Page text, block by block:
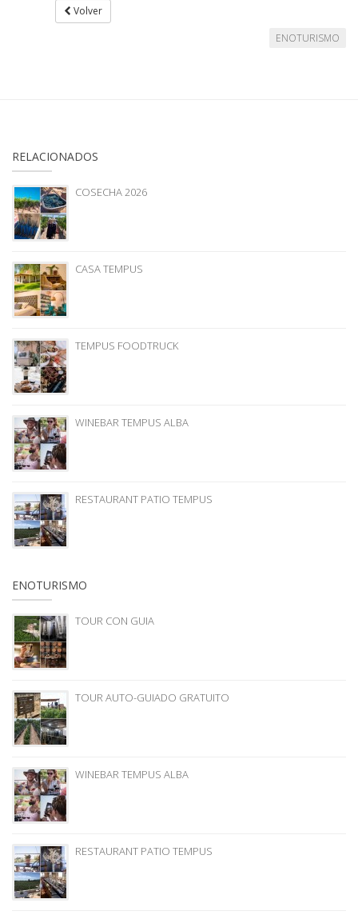
Volver
ENOTURISMO
RELACIONADOS
COSECHA 2026
CASA TEMPUS
TEMPUS FOODTRUCK
WINEBAR TEMPUS ALBA
RESTAURANT PATIO TEMPUS
ENOTURISMO
TOUR CON GUIA
TOUR AUTO-GUIADO GRATUITO
WINEBAR TEMPUS ALBA
RESTAURANT PATIO TEMPUS